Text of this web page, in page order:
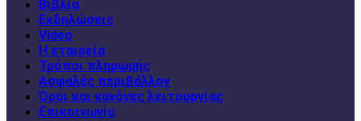
Βιβλία
Εκδηλώσεις
Video
Η εταιρεία
Τρόποι πληρωμής
Ασφαλές περιβάλλον
Όροι και κανόνες λειτουργίας
Επικοινωνία